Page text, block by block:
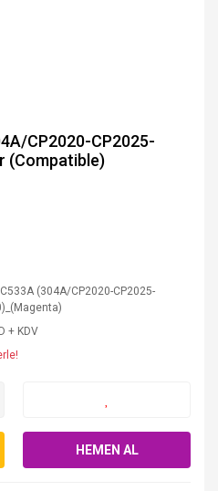
CP2020-CP2025-
(Compatible)
(304A/CP2020-CP2025-
+ KDV
HEMEN AL